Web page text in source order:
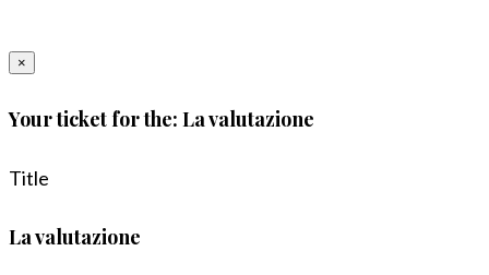
×
Your ticket for the: La valutazione
Title
La valutazione